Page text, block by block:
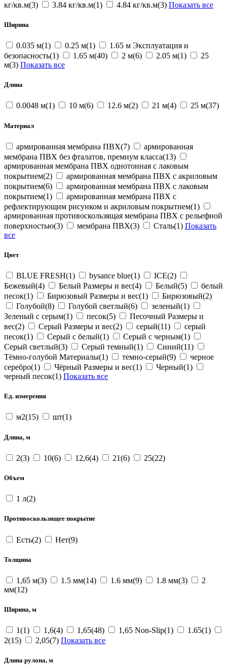
кг/кв.м(3)
3.84 кг/кв.м(1) 4.84 кг/кв.м(3) Показать все
Ширина
0.035 м(1) 0.25 м(1)
1.65 м Эксплуатация и
безопасность(1)
1.65 м(40) 2 м(6) 2.05 м(1)
25
м(3) Показать все
Длина
0.0048 м(1) 10 м(6) 12.6 м(2) 21 м(4) 25 м(37)
Материал
армированная мембрана ПВХ(7)
армированная
мембрана ПВХ без фталатов, премиум класса(13)
армированная мембрана ПВХ однотонная с лаковым
покрытием(2)
армированная мембрана ПВХ с акриловым
покрытием(6)
армированная мембрана ПВХ с лаковым
покрытием(1)
армированная мембрана ПВХ с
рефлектирующим рисунком и акриловым покрытием(1)
армированная противоскользящая мембрана ПВХ с рельефной
поверхностью(3)
мембрана ПВХ(3) Сталь(1) Показать
все
Цвет
BLUE FRESH(1) bysance blue(1)
ICE(2)
Бежевый(4)
Белый Размеры и вес(4) Белый(5)
белый
песок(1)
Бирюзовый Размеры и вес(1)
Бирюзовый(2)
Голубой(8)
Голубой светлый(6)
зеленый(1)
Зеленый с серым(1)
песок(5)
Песочный Размеры и
вес(2)
Серый Размеры и вес(2) серый(11)
серый
песок(1)
Серый с белый(1)
Серый с черным(1)
Серый светлый(3)
Серый темный(1)
Синий(11)
Тёмно-голубой Материалы(1)
темно-серый(9)
черное
серебро(1)
Чёрный Размеры и вес(1)
Черный(1)
черный песок(1) Показать все
Ед. измерения
м2(15) шт(1)
Длина, м
2(3) 10(6) 12,6(4) 21(6) 25(22)
Объем
1 л(2)
Противоскользящее покрытие
Есть(2) Нет(9)
Толщина
1,65 м(3) 1.5 мм(14) 1.6 мм(9) 1.8 мм(3)
2
мм(12)
Ширина, м
1(1) 1,6(4) 1,65(48) 1,65 Non-Slip(1)
1.65(1)
2(15)
2,05(7) Показать все
Длина рулона, м